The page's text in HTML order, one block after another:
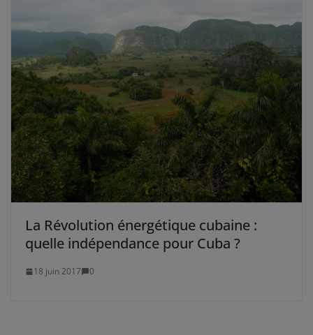
La Révolution énergétique cubaine :
quelle indépendance pour Cuba ?
18 juin 2017 0